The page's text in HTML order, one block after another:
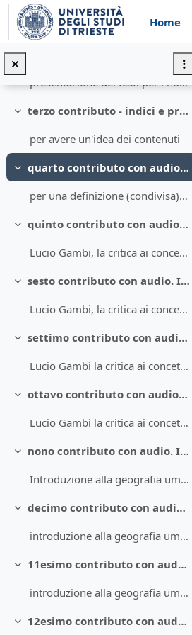
Vai al contenuto principale
Home
Minimizza
presentazione del corso ppt1
Minimizza
secondo contributo (con traccia audio)
presentazione dei testi per i non frequentanti
Minimizza
terzo contributo - indici e prefazioni dati testi
per avere un'idea dei contenuti
Minimizza
quarto contributo con audio: la convenzione europea del paesaggio
per una definizione (condivisa) di paesaggio
Minimizza
quinto contributo con audio. Il paesaggio secondo Lucio Gambi
Lucio Gambi, la critica ai concetti geografici di paesaggio umano .1
Minimizza
sesto contributo con audio. Il paesaggio secondo Gambi II parte
Lucio Gambi, la critica ai concetti geografici di paesaggio umano 2
Minimizza
settimo contributo con audio. Il paesaggio secondo Gambi, III parte
Lucio Gambi la critica ai concetti geografici di paesaggio umano 3
Minimizza
ottavo contributo con audio. Il paesaggio secondo Gambi IV parte
Lucio Gambi la critica ai concetti geografici di paesaggio umano 4
Minimizza
nono contributo con audio. Introduzione alla geografia umana
Introduzione alla geografia umana parte 1
Minimizza
decimo contributo con audio. Introduzione alla geografia umana 2
introduzione alla geografia umana parte 2
Minimizza
11esimo contributo con audio. Introduzione alla geografia umana 3
introduzione alla geografia umana parte 3
Minimizza 12esimo contributo con audio. Introduzione alla geografia umana 4